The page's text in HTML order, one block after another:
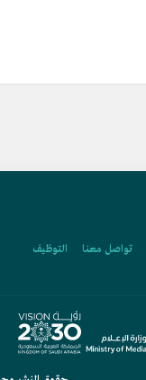
تواصل معنا التوظيف